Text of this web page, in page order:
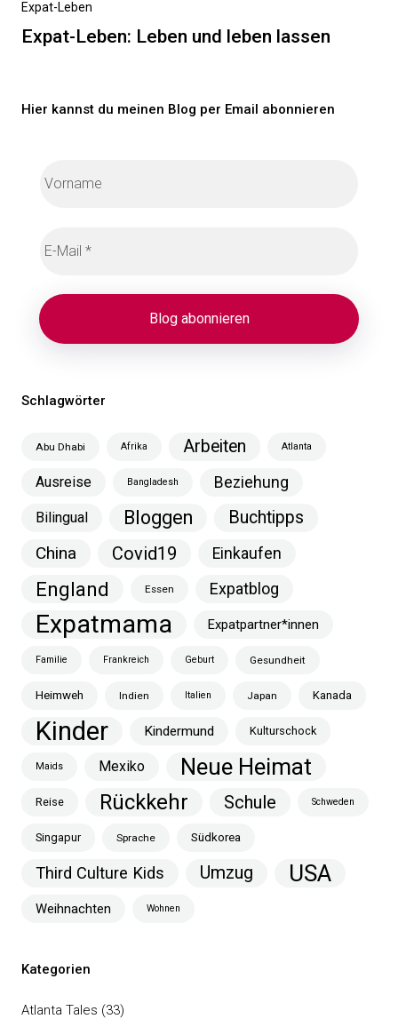
Nächster
Beitrag
Expat-Leben
Expat-Leben: Leben und leben lassen
Hier kannst du meinen Blog per Email abonnieren
Schlagwörter
Abu Dhabi Afrika Arbeiten Atlanta
Ausreise Bangladesh Beziehung
Bilingual Bloggen
Buchtipps
China
Covid19 Einkaufen
England Essen Expatblog
Expatmama Expatpartner*innen
Familie Frankreich Geburt Gesundheit
Heimweh Indien Italien Japan Kanada
Kinder Kindermund Kulturschock
Maids Mexiko Neue Heimat
Reise Rückkehr Schule Schweden
Singapur Sprache Südkorea
Third Culture Kids Umzug USA
Weihnachten Wohnen
Kategorien
Atlanta Tales (33)